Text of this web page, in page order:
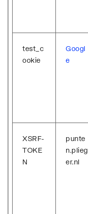
test_c
ookie
Googl
e
XSRF-
TOKE
N
punte
n.plieg
er.nl